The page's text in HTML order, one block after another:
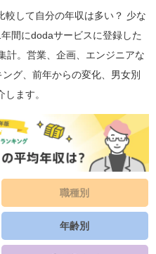
較して自分の年収は多い？ 少な
間にdodaサービスに登録した
計。営業、企画、エンジニアな
グ、前年からの変化、男女別
ます。
職種別
年齢別